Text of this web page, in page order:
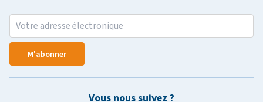
M'abonner
Vous nous suivez ?